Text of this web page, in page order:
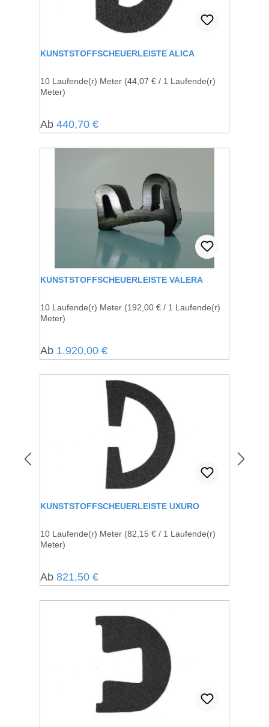
KUNSTSTOFFSCHEUERLEISTE ALICA
10 Laufende(r) Meter (44,07 € / 1 Laufende(r)
Meter)
Regulärer Preis:
Ab 440,70 €
KUNSTSTOFFSCHEUERLEISTE VALERA
10 Laufende(r) Meter (192,00 € / 1 Laufende(r)
Meter)
Regulärer Preis:
Ab 1.920,00 €
KUNSTSTOFFSCHEUERLEISTE UXURO
10 Laufende(r) Meter (82,15 € / 1 Laufende(r)
Meter)
Regulärer Preis:
Ab 821,50 €